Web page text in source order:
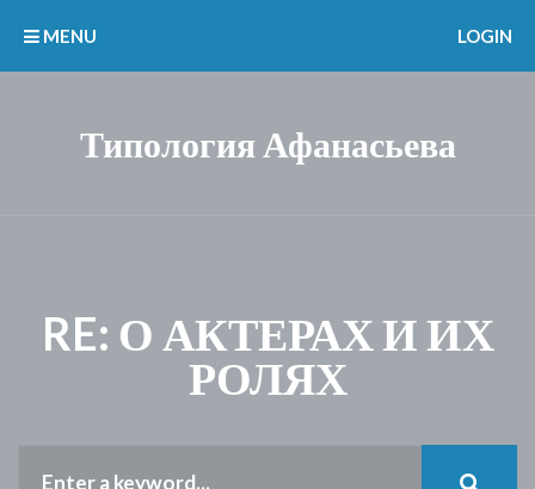
Типология Афанасьева
MENU LOGIN
RE: О АКТЕРАХ И ИХ
РОЛЯХ